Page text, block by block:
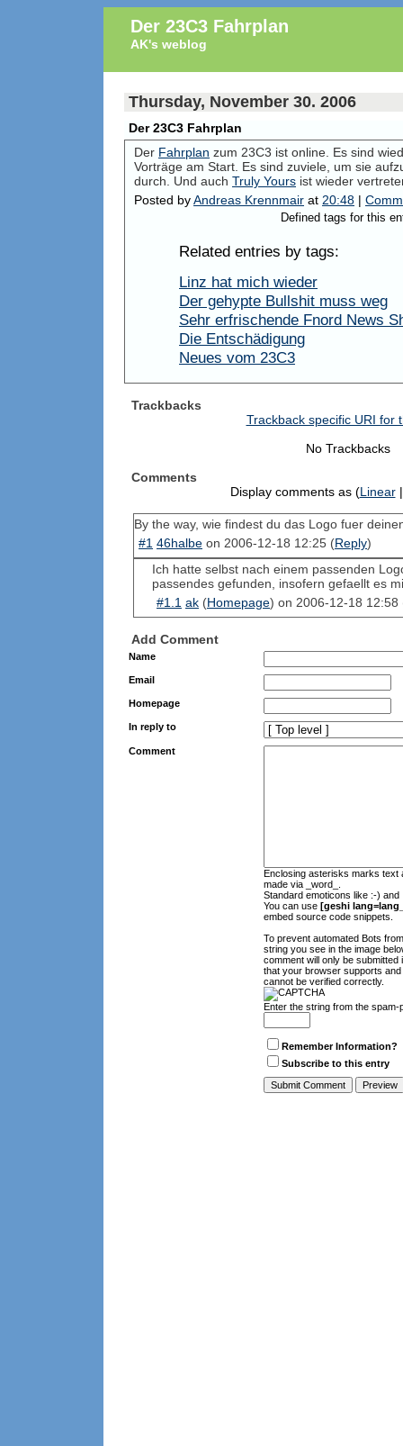
Der 23C3 Fahrplan
AK's weblog
Thursday, November 30. 2006
Der 23C3 Fahrplan
Der Fahrplan zum 23C3 ist online. Es sind
Vorträge am Start. Es sind zuviele, um sie
durch. Und auch Truly Yours ist wieder
Posted byAndreas Krennmair at 20:48 |
Defined tags for this
Related entries by tags:
Linz hat mich wieder
Der gehypte Bullshit muss weg
Sehr erfrischende Fnord News
Die Entschädigung
Neues vom 23C3
Trackbacks
Trackback specific URI for
No Trackbacks
Comments
Display comments as (Linear|
By the way, wie findest du das Logo fuer
#1 46halbe on 2006-12-18 12:25 (Reply)
Ich hatte selbst nach einem passenden
passendes gefunden, insofern gefaellt es
#1.1 ak (Homepage) on 2006-12-18 12:58
Add Comment
Name
Email
Homepage
In reply to
Comment
Enclosing asterisks marks text
made via _word_.
Standard emoticons like :-)
You can use [geshi
embed source code snippets.
To prevent automated Bots
string you see in the image
comment will only be
that your browser supports
cannot be verified correctly.
Enter the string from the spam-
Remember Information?
Subscribe to this entry